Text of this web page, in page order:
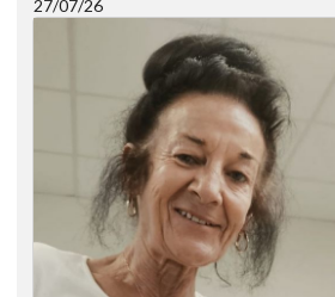
27/07/26